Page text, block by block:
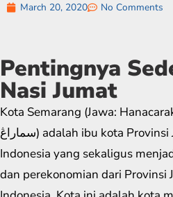
March 20, 2020 No Comments
Pentingnya
Nasi Jumat
Kota Semarang (Jawa:
سماراڠ) adalah ibu kota Provinsi Jawa Tengah,
Indonesia yang sekaligus
dan perekonomian dari Provinsi